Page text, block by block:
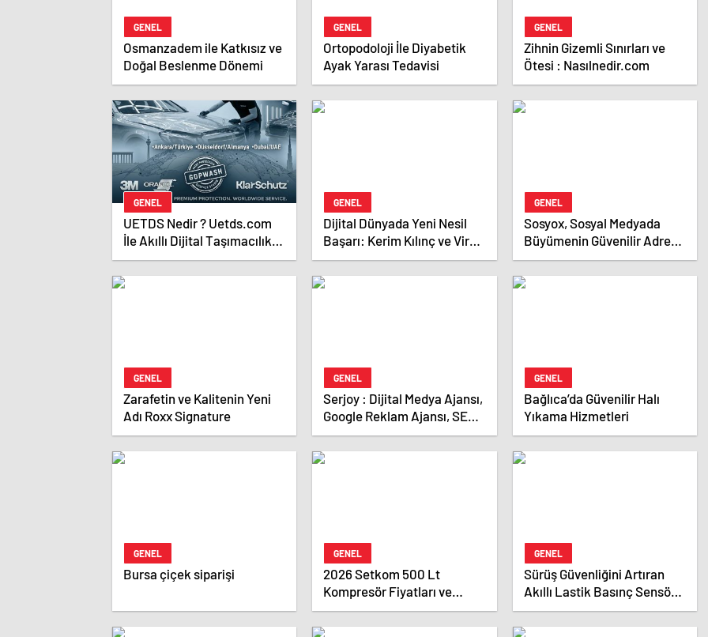
GENEL
Osmanzadem ile Katkısız ve
Doğal Beslenme Dönemi
GENEL
Ortopodoloji İle Diyabetik
Ayak Yarası Tedavisi
GENEL
Zihnin Gizemli Sınırları ve
Ötesi : Nasılnedir.com
GENEL
UETDS Nedir ? Uetds.com
İle Akıllı Dijital Taşımacılık
Yazılımı
GENEL
Dijital Dünyada Yeni Nesil
Başarı: Kerim Kılınç ve Viral
İçerik Stratejilerinin
Yükselişi
GENEL
Sosyox, Sosyal Medyada
Büyümenin Güvenilir Adresi
Olarak Öne Çıkıyor
GENEL
Zarafetin ve Kalitenin Yeni
Adı Roxx Signature
GENEL
Serjoy : Dijital Medya Ajansı,
Google Reklam Ajansı, SEO
Ajansı ve Web Tasarım
Ajansı
GENEL
Bağlıca’da Güvenilir Halı
Yıkama Hizmetleri
GENEL
Bursa çiçek siparişi
GENEL
2026 Setkom 500 Lt
Kompresör Fiyatları ve
Teknik Özellikleri
GENEL
Sürüş Güvenliğini Artıran
Akıllı Lastik Basınç Sensörü
Çözümleri